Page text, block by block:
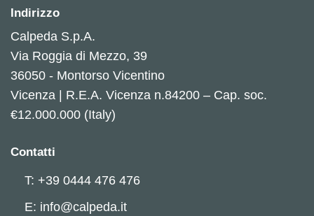
Indirizzo
Calpeda S.p.A.
Via Roggia di Mezzo, 39
36050 - Montorso Vicentino
Vicenza | R.E.A. Vicenza n.84200 – Cap. soc.
€12.000.000 (Italy)
Contatti
T: +39 0444 476 476
E: info@calpeda.it